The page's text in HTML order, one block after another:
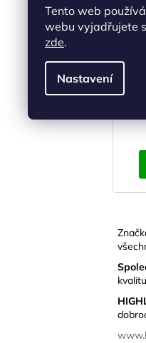
Tento web
webu vyjadřujete
zde.
Nastavení